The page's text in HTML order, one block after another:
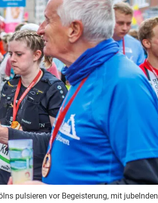
pulsieren vor Begeisterung, mit jubelnden